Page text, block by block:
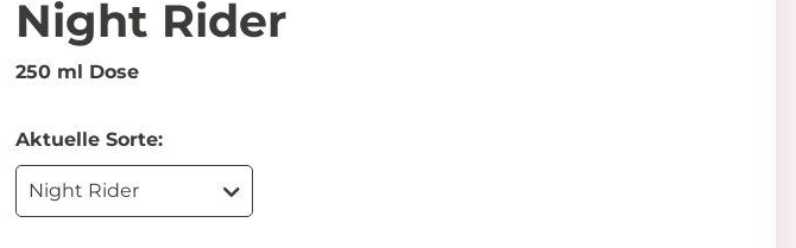
Night Rider
250 ml Dose
Aktuelle Sorte:
Night Rider